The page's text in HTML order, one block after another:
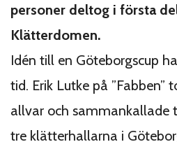
personer deltog i första
Klätterdomen.
Idén till en Göteborgscup
tid. Erik Lutke på
allvar och sammankallade
tre klätterhallarna i